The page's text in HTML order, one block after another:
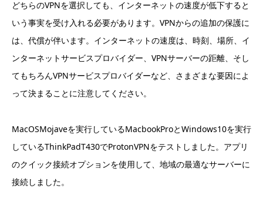
どちらのVPNを選択しても、インターネットの速度が低下すると
いう事実を受け入れる必要があります。VPNからの追加の保護に
は、代償が伴います。インターネットの速度は、時刻、場所、イ
ンターネットサービスプロバイダー、VPNサーバーの距離、そし
てもちろんVPNサービスプロバイダーなど、さまざまな要因によ
って決まることに注意してください。
MacOSMojaveを実行しているMacbookProとWindows10を実行
しているThinkPadT430でProtonVPNをテストしました。アプリ
のクイック接続オプションを使用して、地域の最適なサーバーに
接続しました。